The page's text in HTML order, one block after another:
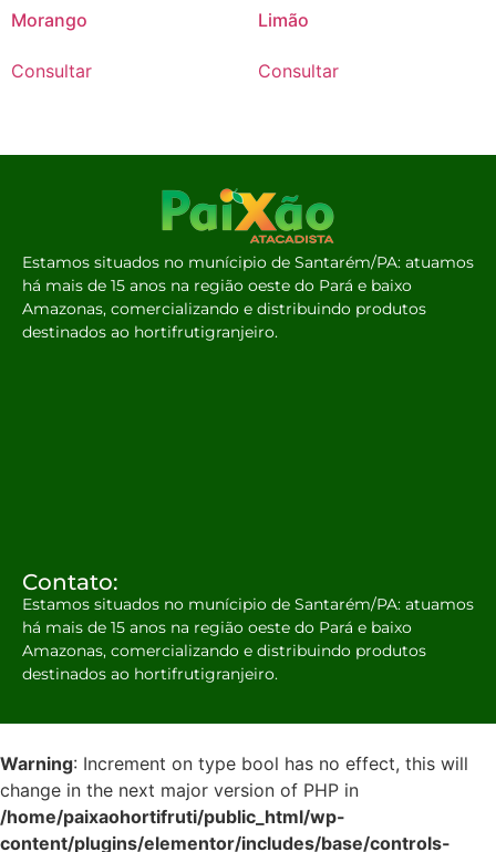
Morango
Consultar
Limão
Consultar
Estamos situados no munícipio de Santarém/PA: atuamos
há mais de 15 anos na região oeste do Pará e baixo
Amazonas, comercializando e distribuindo produtos
destinados ao hortifrutigranjeiro.
Contato:
Estamos situados no munícipio de Santarém/PA: atuamos
há mais de 15 anos na região oeste do Pará e baixo
Amazonas, comercializando e distribuindo produtos
destinados ao hortifrutigranjeiro.
Warning: Increment on type bool has no effect, this will
change in the next major version of PHP in
/home/paixaohortifruti/public_html/wp-
content/plugins/elementor/includes/base/controls-